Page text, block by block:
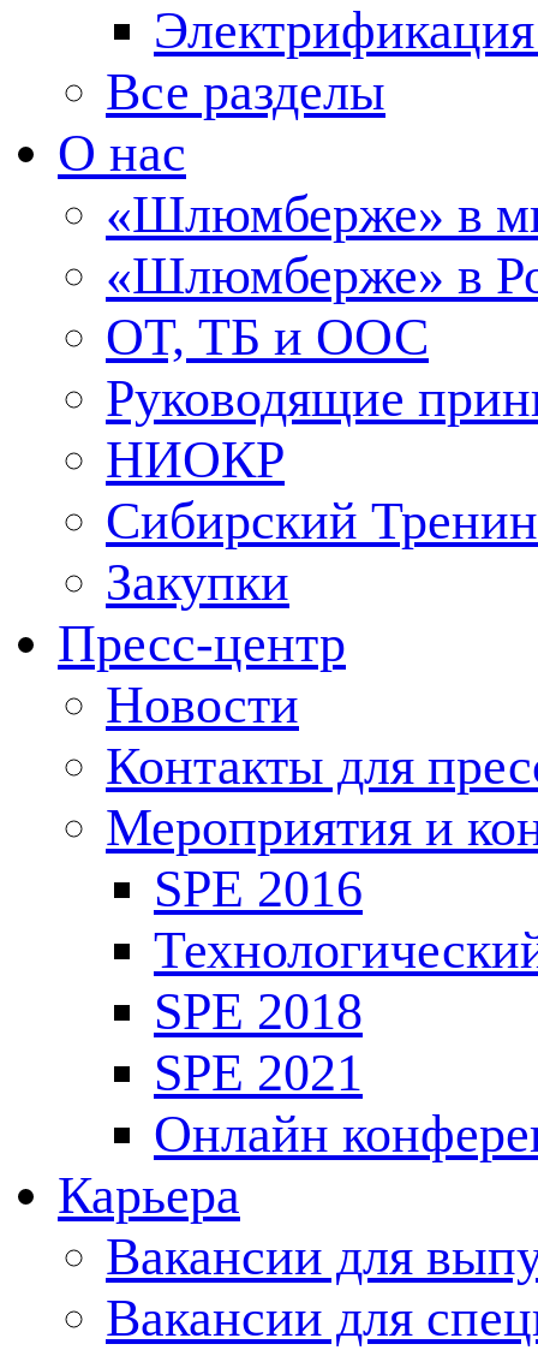
Все разделы
О нас
«Шлюмберже» в
«Шлюмберже» в
ОТ, ТБ и ООС
Руководящие
НИОКР
Сибирский
Закупки
Пресс-центр
Новости
Контакты для
Мероприятия и
SPE 2016
SPE 2018
SPE 2021
Онлайн
Карьера
Вакансии для
Вакансии для